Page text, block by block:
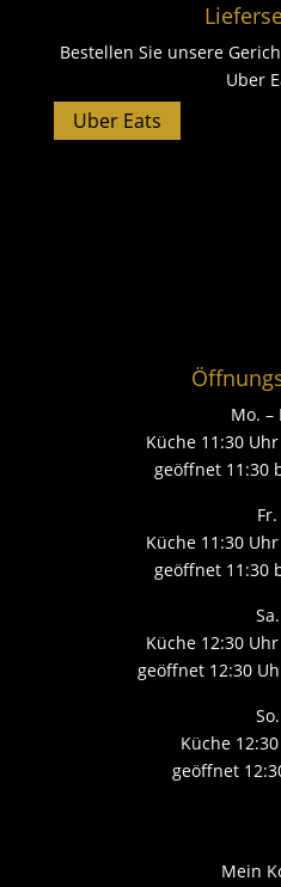
Bestellen Sie unsere
Uber
Uber Eats
Mo. –
Küche 11:30
geöffnet 11:30
Fr.
Küche 11:30
geöffnet 11:30
Sa.
Küche 12:30
geöffnet 12:30
So.
Küche
geöffnet
Mein